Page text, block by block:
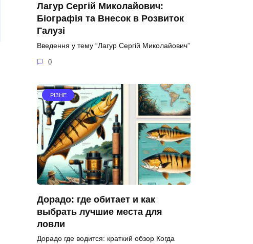
Лагур Сергій Миколайович:
Біографія та Внесок в Розвиток
Галузі
Введення у тему “Лагур Сергій Миколайович”
0
РІЗНЕ
Дорадо: где обитает и как
выбрать лучшие места для
ловли
Дорадо где водится: краткий обзор Когда